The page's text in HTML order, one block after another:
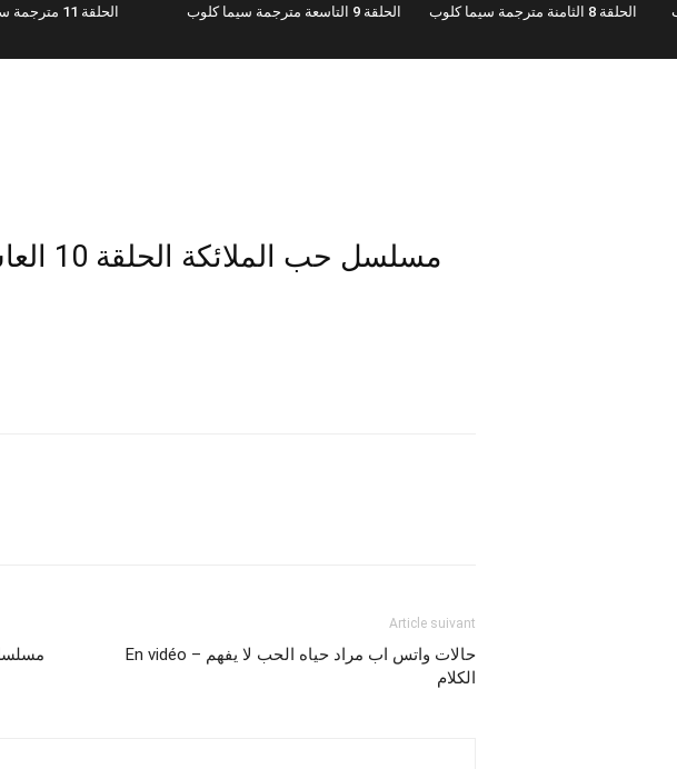
الحلقة 11 مترجمة سيما كلوب
الحلقة 9 التاسعة مترجمة سيما كلوب
الحلقة 8 الثامنة مترجمة سيما كلوب
مسلسل حب الملائكة الحلقة 10 العاشرة مترجمة سيما كلوب
Article suivant
En vidéo – حالات واتس اب مراد حياه الحب لا يفهم
الكلام